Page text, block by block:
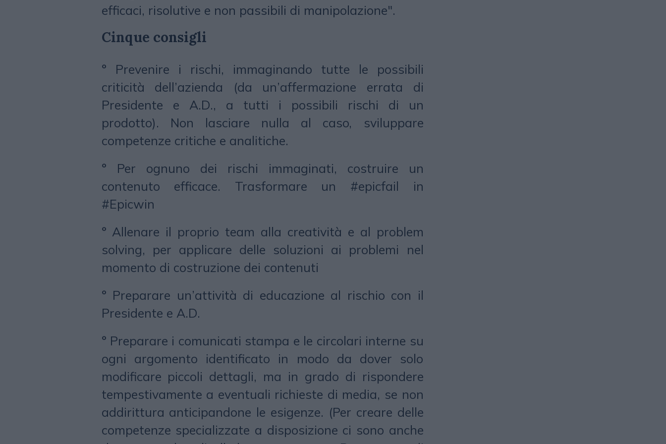
efficaci, risolutive e non passibili di manipolazione".
Cinque consigli
° Prevenire i rischi, immaginando tutte le possibili
criticità dell’azienda (da un’affermazione errata di
Presidente e A.D., a tutti i possibili rischi di un
prodotto). Non lasciare nulla al caso, sviluppare
competenze critiche e analitiche.
° Per ognuno dei rischi immaginati, costruire un
contenuto efficace. Trasformare un #epicfail in
#Epicwin
° Allenare il proprio team alla creatività e al problem
solving, per applicare delle soluzioni ai problemi nel
momento di costruzione dei contenuti
° Preparare un’attività di educazione al rischio con il
Presidente e A.D.
° Preparare i comunicati stampa e le circolari interne su
ogni argomento identificato in modo da dover solo
modificare piccoli dettagli, ma in grado di rispondere
tempestivamente a eventuali richieste di media, se non
addirittura anticipandone le esigenze. (Per creare delle
competenze specializzate a disposizione ci sono anche